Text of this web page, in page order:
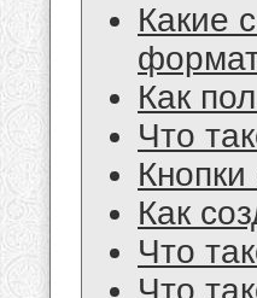
Какие
Как
Что
Как
Что